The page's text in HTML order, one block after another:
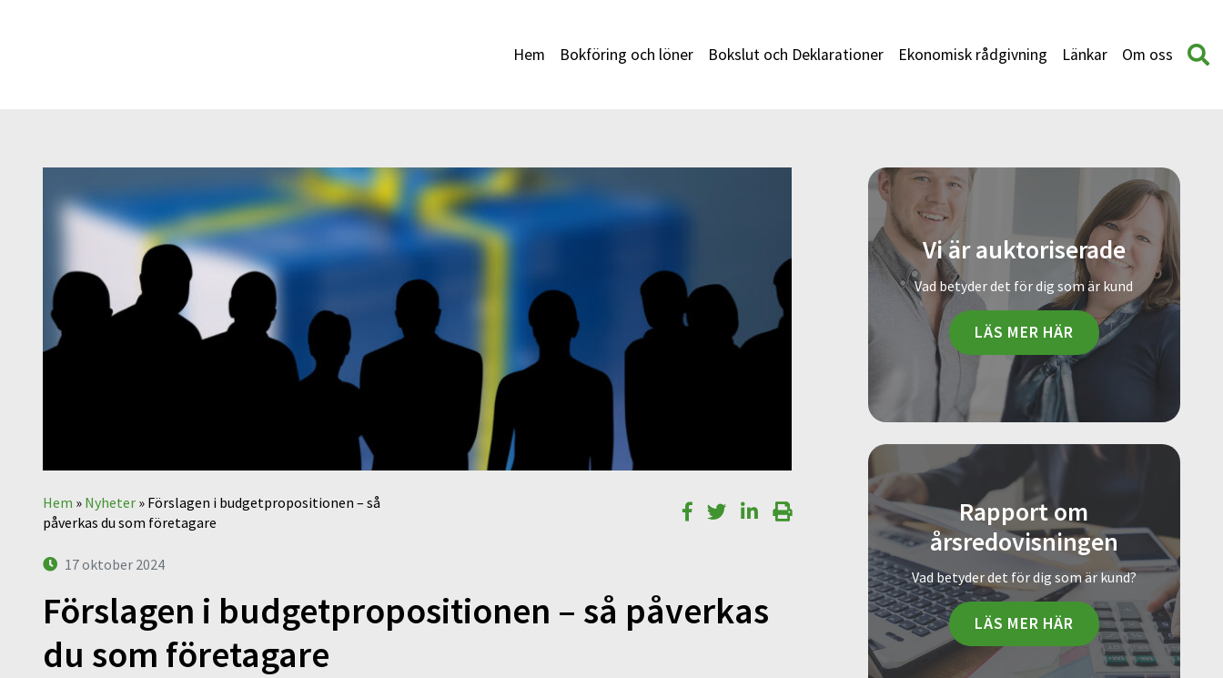
Hem Bokföring och löner Bokslut och Deklarationer Ekonomisk rådgivning Länkar Om oss
Hem » Nyheter » Förslagen i budgetpropositionen – så
påverkas du som företagare
17 oktober 2024
Förslagen i budgetpropositionen – så påverkas
du som företagare
Vi är auktoriserade
Vad betyder det för dig som är kund
LÄS MER HÄR
Rapport om
årsredovisningen
Vad betyder det för dig som är kund?
LÄS MER HÄR